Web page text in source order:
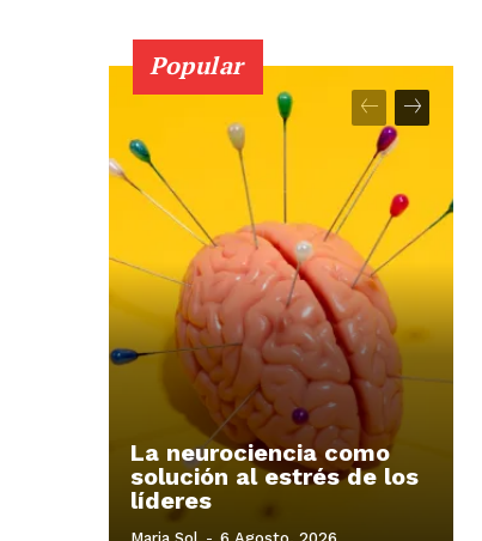
Popular
La neurociencia como
solución al estrés de los
líderes